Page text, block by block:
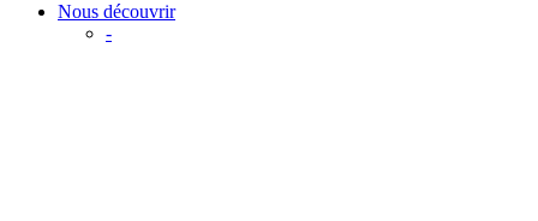
Nous découvrir
-